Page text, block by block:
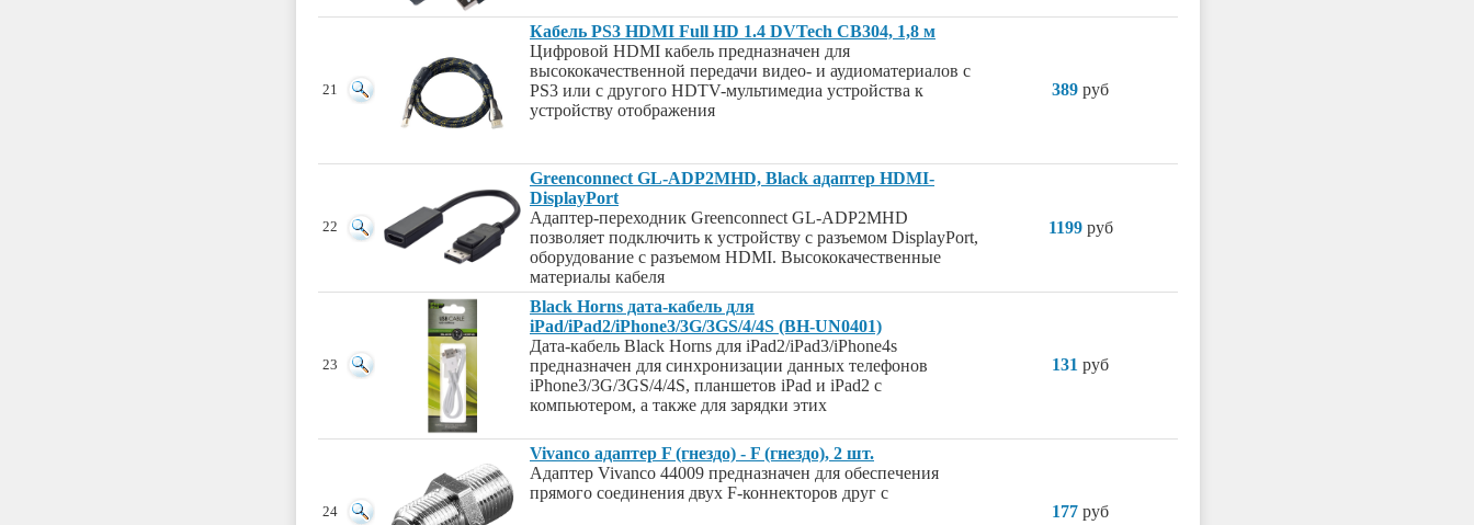
21
Кабель PS3 HDMI Full HD 1.4 DVTech CB304, 1,8 м
Цифровой HDMI кабель предназначен для
высококачественной передачи видео- и аудиоматериалов с
PS3 или с другого HDTV-мультимедиа устройства к
устройству отображения
389 руб
22
Greenconnect GL-ADP2MHD, Black адаптер HDMI-
DisplayPort
Адаптер-переходник Greenconnect GL-ADP2MHD
позволяет подключить к устройству с разъемом DisplayPort,
оборудование с разъемом HDMI. Высококачественные
материалы кабеля
1199руб
23
Black Horns дата-кабель для
iPad/iPad2/iPhone3/3G/3GS/4/4S (BH-UN0401)
Дата-кабель Black Horns для iPad2/iPad3/iPhone4s
предназначен для синхронизации данных телефонов
iPhone3/3G/3GS/4/4S, планшетов iPad и iPad2 с
компьютером, а также для зарядки этих
131 руб
24
Vivanco адаптер F (гнездо) - F (гнездо), 2 шт.
Адаптер Vivanco 44009 предназначен для обеспечения
прямого соединения двух F-коннекторов друг с
177 руб